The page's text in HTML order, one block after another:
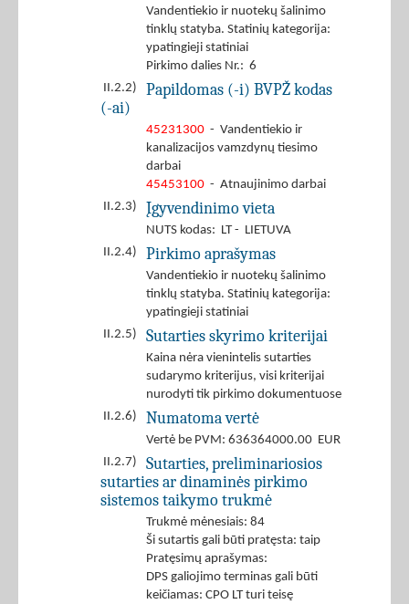
Vandentiekio ir nuotekų šalinimo
tinklų statyba. Statinių kategorija:
ypatingieji statiniai
Pirkimo dalies Nr.: 6
II.2.2)
Papildomas (-i) BVPŽ kodas
(-ai)
45231300 - Vandentiekio ir
kanalizacijos vamzdynų tiesimo
darbai
45453100 - Atnaujinimo darbai
II.2.3)
Įgyvendinimo vieta
NUTS kodas: LT - LIETUVA
II.2.4)
Pirkimo aprašymas
Vandentiekio ir nuotekų šalinimo
tinklų statyba. Statinių kategorija:
ypatingieji statiniai
II.2.5)
Sutarties skyrimo kriterijai
Kaina nėra vienintelis sutarties
sudarymo kriterijus, visi kriterijai
nurodyti tik pirkimo dokumentuose
II.2.6)
Numatoma vertė
Vertė be PVM: 636364000.00 EUR
II.2.7)
Sutarties, preliminariosios
sutarties ar dinaminės pirkimo
sistemos taikymo trukmė
Trukmė mėnesiais: 84
Ši sutartis gali būti pratęsta: taip
Pratęsimų aprašymas:
DPS galiojimo terminas gali būti
keičiamas: CPO LT turi teisę